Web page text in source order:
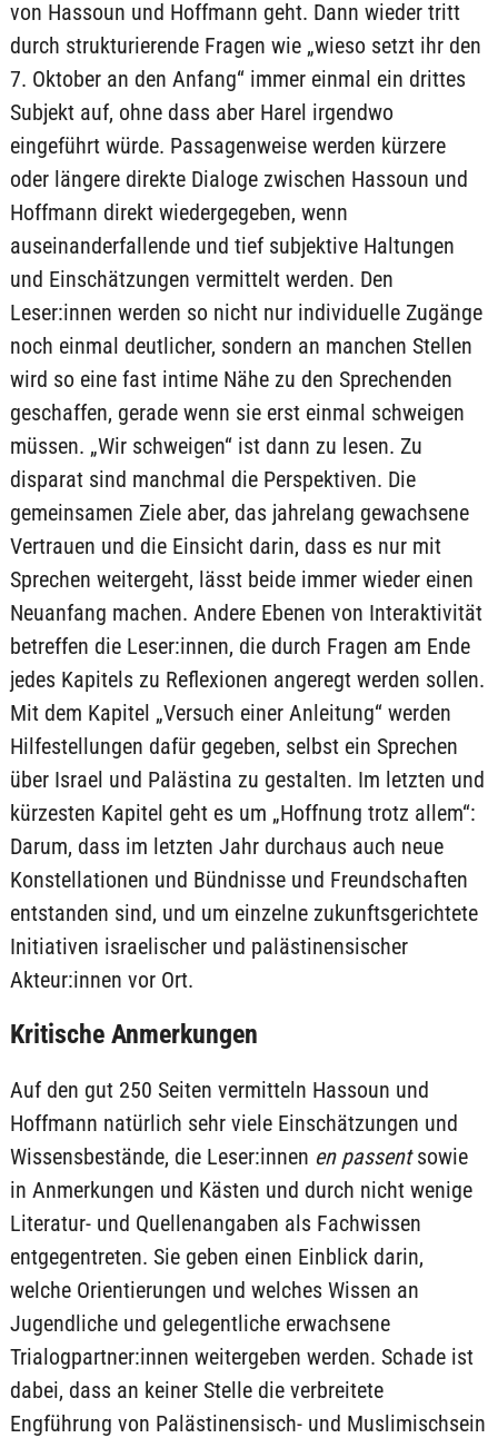
von Hassoun und Hoffmann geht. Dann wieder tritt
durch strukturierende Fragen wie „wieso setzt ihr den
7. Oktober an den Anfang“ immer einmal ein drittes
Subjekt auf, ohne dass aber Harel irgendwo
eingeführt würde. Passagenweise werden kürzere
oder längere direkte Dialoge zwischen Hassoun und
Hoffmann direkt wiedergegeben, wenn
auseinanderfallende und tief subjektive Haltungen
und Einschätzungen vermittelt werden. Den
Leser:innen werden so nicht nur individuelle Zugänge
noch einmal deutlicher, sondern an manchen Stellen
wird so eine fast intime Nähe zu den Sprechenden
geschaffen, gerade wenn sie erst einmal schweigen
müssen. „Wir schweigen“ ist dann zu lesen. Zu
disparat sind manchmal die Perspektiven. Die
gemeinsamen Ziele aber, das jahrelang gewachsene
Vertrauen und die Einsicht darin, dass es nur mit
Sprechen weitergeht, lässt beide immer wieder einen
Neuanfang machen. Andere Ebenen von Interaktivität
betreffen die Leser:innen, die durch Fragen am Ende
jedes Kapitels zu Reflexionen angeregt werden sollen.
Mit dem Kapitel „Versuch einer Anleitung“ werden
Hilfestellungen dafür gegeben, selbst ein Sprechen
über Israel und Palästina zu gestalten. Im letzten und
kürzesten Kapitel geht es um „Hoffnung trotz allem“:
Darum, dass im letzten Jahr durchaus auch neue
Konstellationen und Bündnisse und Freundschaften
entstanden sind, und um einzelne zukunftsgerichtete
Initiativen israelischer und palästinensischer
Akteur:innen vor Ort.
Kritische Anmerkungen
Auf den gut 250 Seiten vermitteln Hassoun und
Hoffmann natürlich sehr viele Einschätzungen und
Wissensbestände, die Leser:innen en passentsowie
in Anmerkungen und Kästen und durch nicht wenige
Literatur- und Quellenangaben als Fachwissen
entgegentreten. Sie geben einen Einblick darin,
welche Orientierungen und welches Wissen an
Jugendliche und gelegentliche erwachsene
Trialogpartner:innen weitergeben werden. Schade ist
dabei, dass an keiner Stelle die verbreitete
Engführung von Palästinensisch- und Muslimischsein